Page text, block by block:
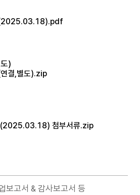
(2025.03.18).pdf
)
결,별도).zip
(2025.03.18) 첨부서류.zip
보고서 & 감사보고서 등